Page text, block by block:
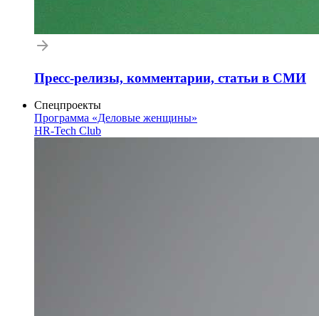
Пресс-релизы, комментарии, статьи в СМИ
Спецпроекты
Программа «Деловые женщины»
HR-Tech Club